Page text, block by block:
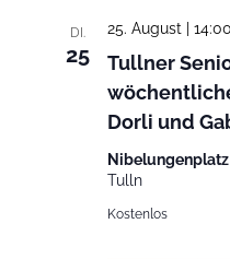
DI.
25
Tullner
Dorli und
25. August | 14:00
Tulln
Kostenlos